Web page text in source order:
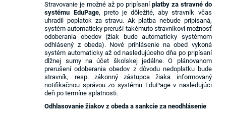
Stravovanie je možné až po pripísaní platby za stravné do
systému EduPage, preto je dôležité, aby stravník včas
uhradil poplatok za stravu. Ak platba nebude pripísaná,
systém automaticky preruší takémuto stravníkovi možnosť
odoberania obedov (žiak bude automaticky systémom
odhlásený z obeda). Nové prihlásenie na obed vykoná
systém automaticky až od nasledujúceho dňa po pripísaní
dlžnej sumy na účet školskej jedálne. O plánovanom
prerušení odoberania obedov z dôvodu nedoplatku bude
stravník, resp. zákonný zástupca žiaka informovaný
notifikačnou správou zo systému EduPage v nasledujúci
deň po termíne splatnosti.
Odhlasovanie žiakov z obeda a sankcie za neodhlásenie